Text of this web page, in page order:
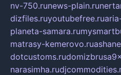
nv-750.runews-plain.ru
dizfiles.ruyoutubefree.ru
planeta-samara.ru
matrasy-kemerovo.ru
dotcustoms.ru
narasimha.ru